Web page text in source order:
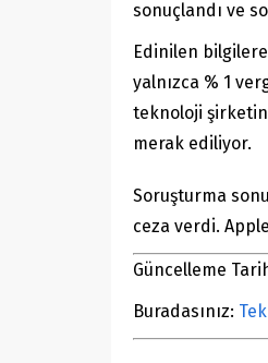
sonuçlandı ve
Edinilen
yalnızca % 1
teknoloji
merak ediliyor.
Soruşturma
ceza verdi.
Güncelleme
Buradasınız: